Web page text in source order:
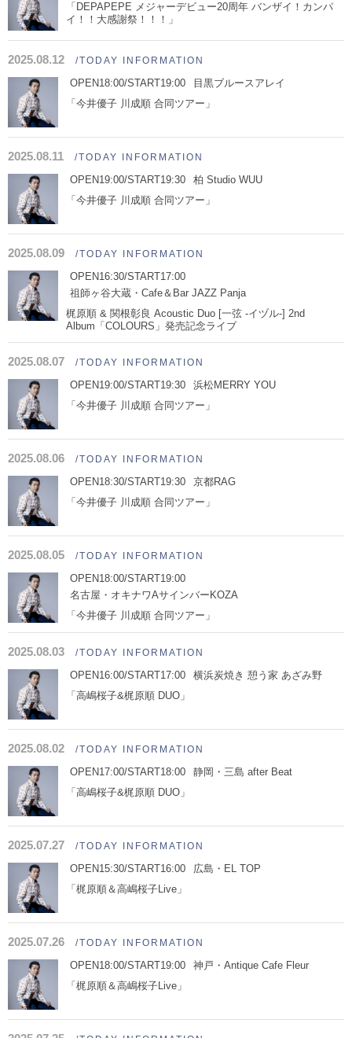
「DEPAPEPE メジャーデビュー20周年 バンザイ！カンパ
イ！！大感謝祭！！！」
2025.08.12 /TODAY INFORMATION
OPEN18:00/START19:00
目黒ブルースアレイ
「今井優子 川成順 合同ツアー」
2025.08.11 /TODAY INFORMATION
OPEN19:00/START19:30
柏 Studio WUU
「今井優子 川成順 合同ツアー」
2025.08.09 /TODAY INFORMATION
OPEN16:30/START17:00
祖師ヶ谷大蔵・Cafe＆Bar JAZZ Panja
梶原順 & 関根彰良 Acoustic Duo [一弦 -イヅル-] 2nd
Album「COLOURS」発売記念ライブ
2025.08.07 /TODAY INFORMATION
OPEN19:00/START19:30
浜松MERRY YOU
「今井優子 川成順 合同ツアー」
2025.08.06 /TODAY INFORMATION
OPEN18:30/START19:30
京都RAG
「今井優子 川成順 合同ツアー」
2025.08.05 /TODAY INFORMATION
OPEN18:00/START19:00
名古屋・オキナワAサインバーKOZA
「今井優子 川成順 合同ツアー」
2025.08.03 /TODAY INFORMATION
OPEN16:00/START17:00
横浜炭焼き 憩う家 あざみ野
「高嶋桜子&梶原順 DUO」
2025.08.02 /TODAY INFORMATION
OPEN17:00/START18:00
静岡・三島 after Beat
「高嶋桜子&梶原順 DUO」
2025.07.27 /TODAY INFORMATION
OPEN15:30/START16:00
広島・EL TOP
「梶原順＆高嶋桜子Live」
2025.07.26 /TODAY INFORMATION
OPEN18:00/START19:00
神戸・Antique Cafe Fleur
「梶原順＆高嶋桜子Live」